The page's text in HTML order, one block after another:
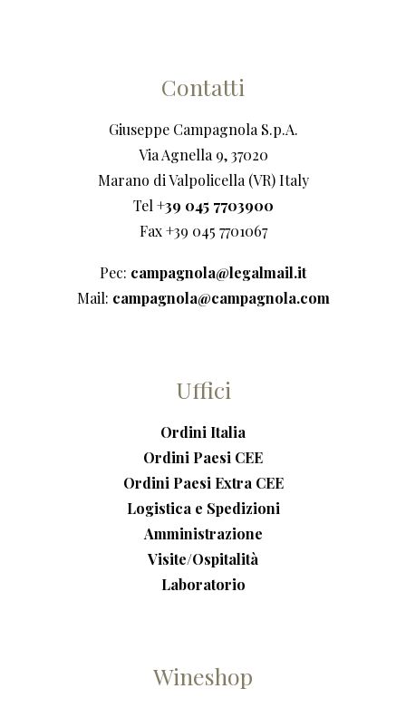
Contatti
Giuseppe Campagnola S.p.A.
Via Agnella 9, 37020
Marano di Valpolicella (VR) Italy
Tel +39 045 7703900
Fax +39 045 7701067
Pec: campagnola@legalmail.it
Mail: campagnola@campagnola.com
Uffici
Ordini Italia
Ordini Paesi CEE
Ordini Paesi Extra CEE
Logistica e Spedizioni
Amministrazione
Visite/Ospitalità
Laboratorio
Wineshop